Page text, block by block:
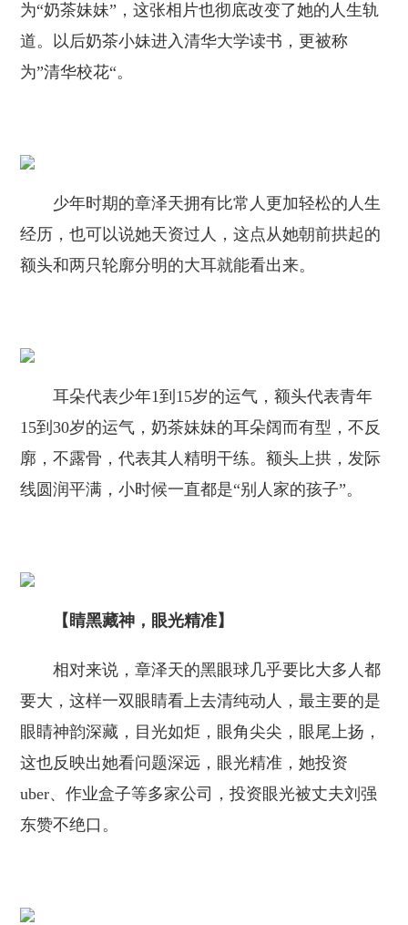
为“奶茶妹妹”，这张相片也彻底改变了她的人生轨
道。以后奶茶小妹进入清华大学读书，更被称
为”清华校花“。
少年时期的章泽天拥有比常人更加轻松的人生
经历，也可以说她天资过人，这点从她朝前拱起的
额头和两只轮廓分明的大耳就能看出来。
耳朵代表少年1到15岁的运气，额头代表青年
15到30岁的运气，奶茶妹妹的耳朵阔而有型，不反
廓，不露骨，代表其人精明干练。额头上拱，发际
线圆润平满，小时候一直都是“别人家的孩子”。
【睛黑藏神， 眼光精准】
相对来说，章泽天的黑眼球几乎要比大多人都
要大，这样一双眼睛看上去清纯动人，最主要的是
眼睛神韵深藏，目光如炬，眼角尖尖，眼尾上扬，
这也反映出她看问题深远，眼光精准，她投资
uber、作业盒子等多家公司，投资眼光被丈夫刘强
东赞不绝口。